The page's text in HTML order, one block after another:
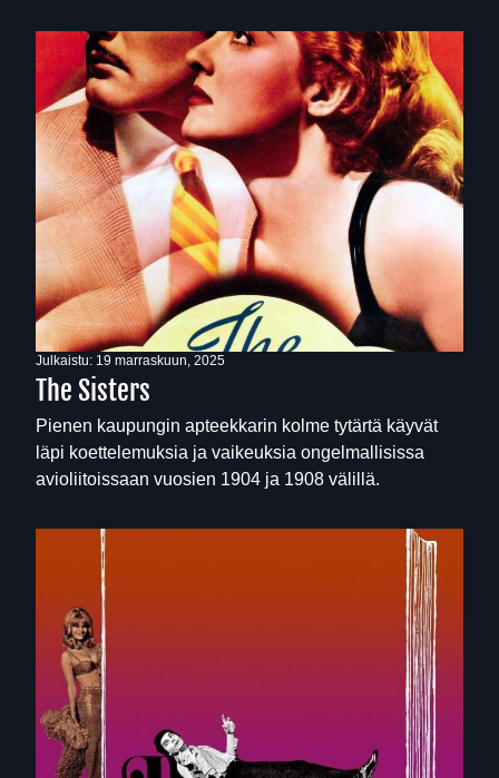
Julkaistu: 19 marraskuun, 2025
The Sisters
Pienen kaupungin apteekkarin kolme tytärtä käyvät
läpi koettelemuksia ja vaikeuksia ongelmallisissa
avioliitoissaan vuosien 1904 ja 1908 välillä.